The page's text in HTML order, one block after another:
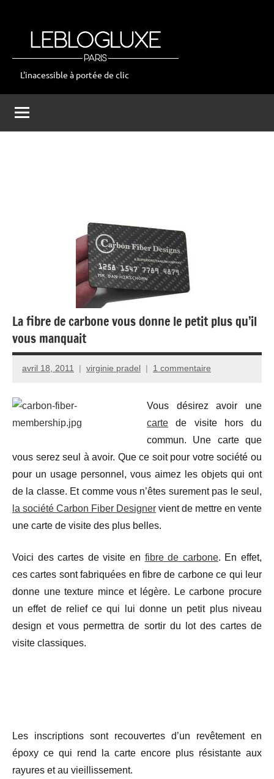
leblogluxe
L'inacessible à portée de clic
La fibre de carbone vous donne le petit plus qu’il
vous manquait
avril 18, 2011 virginie pradel 1 commentaire
Vous désirez avoir une
carte de visite hors du
commun. Une carte que
vous serez seul à avoir. Que ce soit pour votre société ou
pour un usage personnel, vous aimez les objets qui ont
de la classe. Et comme vous n’êtes surement pas le seul,
la société Carbon Fiber Designer vient de mettre en vente
une carte de visite des plus belles.
Voici des cartes de visite en fibre de carbone. En effet,
ces cartes sont fabriquées en fibre de carbone ce qui leur
donne une texture mince et légère. Le carbone procure
un effet de relief ce qui lui donne un petit plus niveau
design et vous permettra de sortir du lot des cartes de
visite classiques.
Les inscriptions sont recouvertes d’un revêtement en
époxy ce qui rend la carte encore plus résistante aux
rayures et au vieillissement.